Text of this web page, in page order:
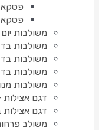
משולבות יום
משולבות בד
משולבות בד
משולבות בד
משולבות
דגם אצילות –
דגם אצילות
משולב פרחוני